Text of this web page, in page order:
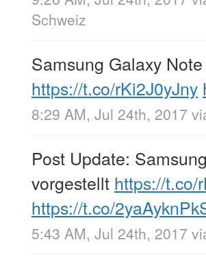
Schweiz
Samsung Galaxy
https://t.co/rKi2J0yJny
8:29 AM, Jul 24th, 2017
Post Update:
vorgestellt https://t.co/
https://t.co/
5:43 AM, Jul 24th, 2017